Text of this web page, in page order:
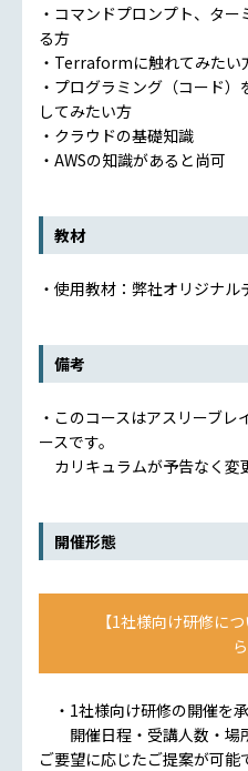
・コマンドプロンプト、タ
る方
・Terraformに触れてみたい
・プログラミング（コード
してみたい方
・クラウドの基礎知識
・AWSの知識があると尚可
教材
・使用教材：弊社オリジナル
備考
・このコースはアスリーブ
ースです。
カリキュラムが予告なく変
開催形態
【1社様向け研修に
ら
・1社様向け研修の開催を承
開催日程・受講人数・場
ご要望に応じたご提案が可能